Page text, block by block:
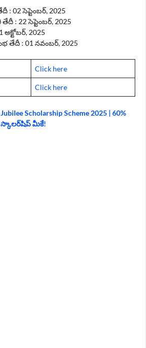
: 02 సెప్టెంబర్, 2025
: 22 సెప్టెంబర్, 2025
అక్టోబర్, 2025
తేదీ : 01 నవంబర్, 2025
Click here
Click here
Scholarship Scheme 2025 | 60%
స్కాలర్‌షిప్ మీకే!